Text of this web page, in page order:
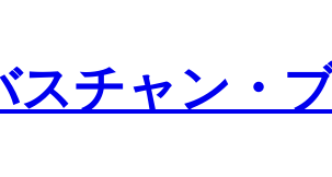
スチャン・